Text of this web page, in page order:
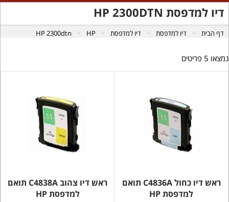
דיו למדפסת HP 2300DTN
דף הבית דיו למדפסת דיו למדפסת HP
HP 2300dtn
נמצאו 5 פריטים
ראש דיו כחול C4836A תואם
למדפסת HP
ראש דיו צהוב C4838A תואם
למדפסת HP